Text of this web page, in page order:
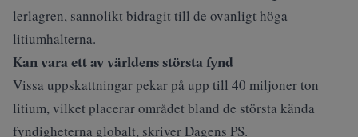
lerlagren, sannolikt bidragit till de ovanligt höga
litiumhalterna.
Kan vara ett av världens största fynd
Vissa uppskattningar pekar på upp till 40 miljoner ton
litium, vilket placerar området bland de största kända
fyndigheterna globalt, skriverDagens PS.